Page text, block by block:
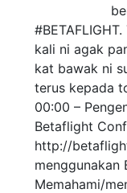
kali ni agak
kat bawak ni
terus kepada
00:00 –
Betaflight
http://
menggunakan
Memahami/